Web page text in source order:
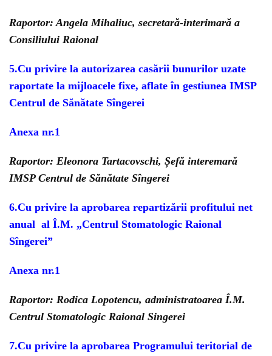
Raportor: Angela Mihaliuc, secretară-interimară a
Consiliului Raional
5.Cu privire la autorizarea casării bunurilor uzate
raportate la mijloacele fixe, aflate în gestiunea IMSP
Centrul de Sănătate Sîngerei
Anexa nr.1
Raportor: Eleonora Tartacovschi, Șefă interemară
IMSP Centrul de Sănătate Sîngerei
6.Cu privire la aprobarea repartizării profitului net
anual al Î.M. „Centrul Stomatologic Raional
Sîngerei”
Anexa nr.1
Raportor: Rodica Lopotencu, administratoarea Î.M.
Centrul Stomatologic Raional Singerei
7.Cu privire la aprobarea Programului teritorial de